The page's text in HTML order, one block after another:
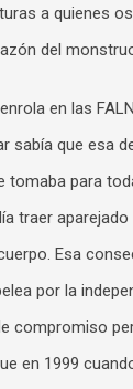
a quienes
del
en las
sabía que esa
tomaba para
traer
Esa
por la
compromiso
en 1999